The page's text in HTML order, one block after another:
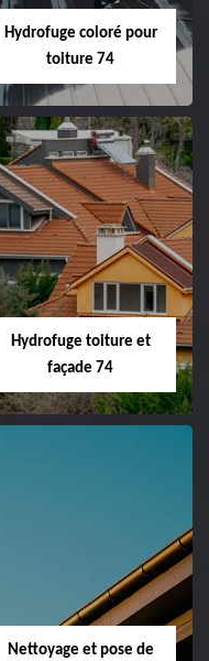
Hydrofuge coloré pour
toiture 74
Hydrofuge toiture et
façade 74
Nettoyage et pose de